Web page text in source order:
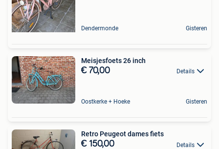
Dendermonde Gisteren
Meisjesfoets 26 inch
€ 70,00 Details
Oostkerke + Hoeke Gisteren
Retro Peugeot dames fiets
€ 150,00 Details